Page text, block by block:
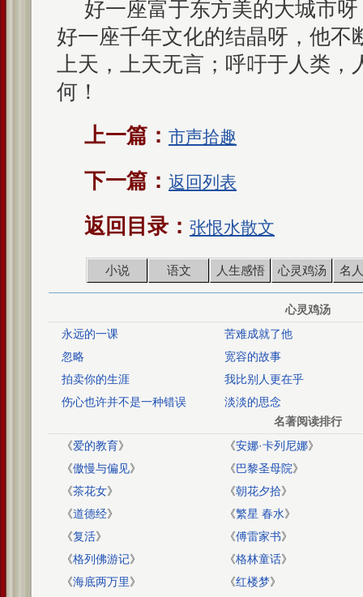
好一座富于东方美的大城市
好一座千年文化的结晶呀，他不
上天，上天无言；呼吁于人类，
何！
上一篇： 市声拾趣
下一篇： 返回列表
返回目录： 张恨水散文
小说 语文 人生感悟 心灵鸡汤 名
心灵鸡汤
永远的一课
苦难成就了他
忽略
宽容的故事
拍卖你的生涯
我比别人更在乎
伤心也许并不是一种错误
淡淡的思念
名著阅读排行
《爱的教育》 《安娜·卡列尼娜》
《傲慢与偏见》 《巴黎圣母院》
《茶花女》 《朝花夕拾》
《道德经》 《繁星 春水》
《复活》 《傅雷家书》
《格列佛游记》 《格林童话》
《海底两万里》 《红楼梦》